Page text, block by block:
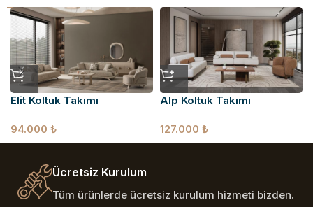
Elit Koltuk Takımı
94.000 ₺
Alp Koltuk Takımı
127.000 ₺
Ücretsiz Kurulum
Tüm ürünlerde ücretsiz kurulum hizmeti bizden.